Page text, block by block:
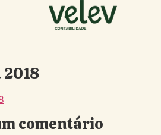
comentário